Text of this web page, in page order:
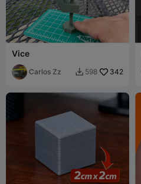
Vice
Carlos Zz  598 342